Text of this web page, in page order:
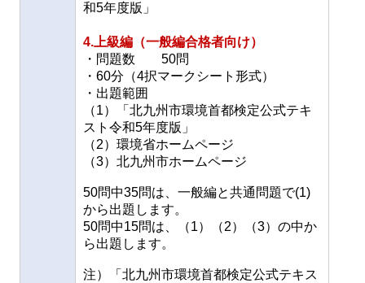
和5年度版」
4.上級編（一般編合格者向け）
・問題数 50問
・60分（4択マークシート形式）
・出題範囲
（1）「北九州市環境首都検定公式テキ
スト令和5年度版」
（2）環境省ホームページ
（3）北九州市ホームページ
50問中35問は、一般編と共通問題で(1)
から出題します。
50問中15問は、（1）（2）（3）の中か
ら出題します。
注）「北九州市環境首都検定公式テキス